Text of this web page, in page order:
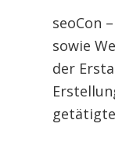
seoCon
sowie
der